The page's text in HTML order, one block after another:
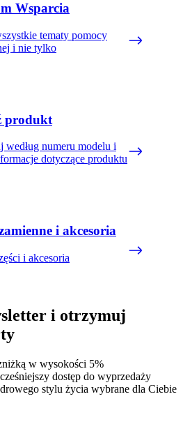
Wsparcia
tematy pomocy
i nie tylko
produkt
według numeru modelu i
dotyczące produktu
i akcesoria
i akcesoria
i otrzymuj
w wysokości 5%
dostęp do wyprzedaży
stylu życia wybrane dla Ciebie